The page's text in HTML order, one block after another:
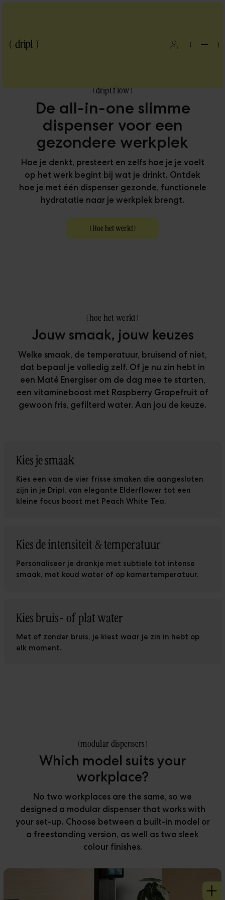
The Ripple
( )
(dripl flow)
De all-in-one slimme
dispenser voor een
gezondere werkplek
Hoe je denkt, presteert en zelfs hoe je je voelt
op het werk begint bij wat je drinkt. Ontdek
hoe je met één dispenser gezonde, functionele
hydratatie naar je werkplek brengt.
(Hoe het werkt)
(hoe het werkt)
Jouw smaak, jouw keuzes
Welke smaak, de temperatuur, bruisend of niet,
dat bepaal je volledig zelf. Of je nu zin hebt in
een Maté Energiser om de dag mee te starten,
een vitamineboost met Raspberry Grapefruit of
gewoon fris, gefilterd water. Aan jou de keuze.
Kies je smaak
Kies een van de vier frisse smaken die aangesloten
zijn in je Dripl, van elegante Elderflower tot een
kleine focus boost met Peach White Tea.
Kies de intensiteit & temperatuur
Personaliseer je drankje met subtiele tot intense
smaak, met koud water of op kamertemperatuur.
Kies bruis- of plat water
Met of zonder bruis, je kiest waar je zin in hebt op
elk moment.
(modular dispensers)
Which model suits your
workplace?
No two workplaces are the same, so we
designed a modular dispenser that works with
your set-up. Choose between a built-in model or
a freestanding version, as well as two sleek
colour finishes.